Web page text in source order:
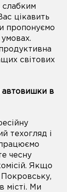
слабким
цікавить
пропонуємо
світових
автовишки в
техогляд і
чесну
Якщо
місті. Ми